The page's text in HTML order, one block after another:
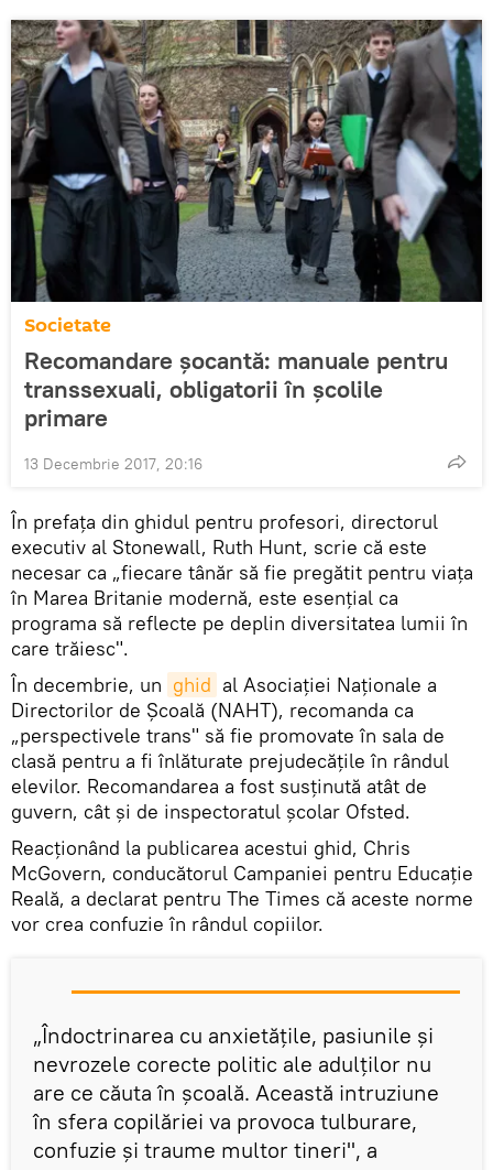
Societate
Recomandare şocantă: manuale pentru
transsexuali, obligatorii în şcolile
primare
13 Decembrie 2017, 20:16
În prefaţa din ghidul pentru profesori, directorul
executiv al Stonewall, Ruth Hunt, scrie că este
necesar ca „fiecare tânăr să fie pregătit pentru viața
în Marea Britanie modernă, este esenţial ca
programa să reflecte pe deplin diversitatea lumii în
care trăiesc".
În decembrie, un ghid al Asociației Naționale a
Directorilor de Şcoală (NAHT), recomanda ca
„perspectivele trans" să fie promovate în sala de
clasă pentru a fi înlăturate prejudecățile în rândul
elevilor. Recomandarea a fost susţinută atât de
guvern, cât și de inspectoratul şcolar Ofsted.
Reacţionând la publicarea acestui ghid, Chris
McGovern, conducătorul Campaniei pentru Educație
Reală, a declarat pentru The Times că aceste norme
vor crea confuzie în rândul copiilor.
„Îndoctrinarea cu anxietățile, pasiunile și
nevrozele corecte politic ale adulților nu
are ce căuta în școală. Această intruziune
în sfera copilăriei va provoca tulburare,
confuzie și traume multor tineri", a